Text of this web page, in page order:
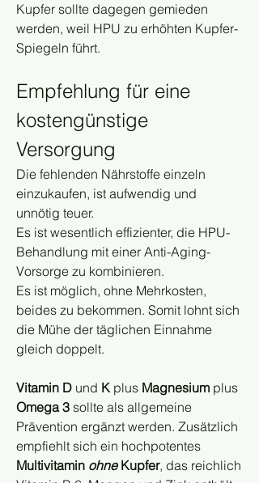
Kupfer sollte dagegen gemieden
werden, weil HPU zu erhöhten Kupfer-
Spiegeln führt.
Empfehlung für eine
kostengünstige
Versorgung
Die fehlenden Nährstoffe einzeln
einzukaufen, ist aufwendig und
unnötig teuer.
Es ist wesentlich effizienter, die HPU-
Behandlung mit einer Anti-Aging-
Vorsorge zu kombinieren.
Es ist möglich, ohne Mehrkosten,
beides zu bekommen. Somit lohnt sich
die Mühe der täglichen Einnahme
gleich doppelt.
Vitamin D und K plus Magnesium
Omega 3 sollte als allgemeine
Prävention ergänzt werden. Zusätzlich
empfiehlt sich ein hochpotentes
Multivitamin ohne Kupfer, das reichlich